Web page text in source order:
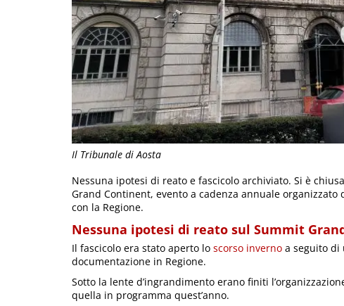
Il Tribunale di Aosta
Nessuna ipotesi di reato e fascicolo archiviato. Si è
Grand Continent, evento a cadenza annuale
con la Regione.
Nessuna ipotesi di reato sul Summit
Il fascicolo era stato aperto lo scorso inverno a seguito di
documentazione in Regione.
Sotto la lente d’ingrandimento erano finiti
quella in programma quest’anno.